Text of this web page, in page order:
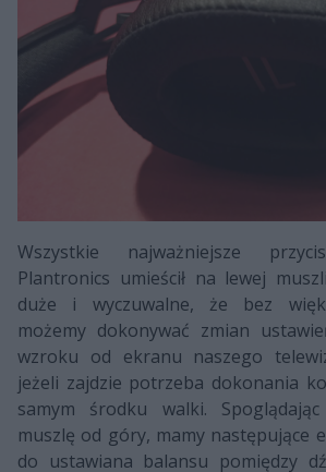
Wszystkie najważniejsze
Plantronics umieścił na lewej
duże i wyczuwalne, że bez
możemy dokonywać zmian
wzroku od ekranu naszego
jeżeli zajdzie potrzeba dokonania
samym środku walki.
muszlę od góry, mamy następujące
do ustawiana balansu pomiędzy